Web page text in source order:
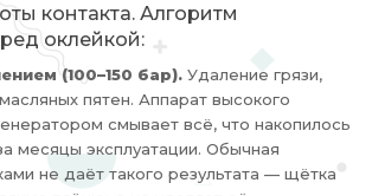
контакта. Алгоритм
оклейкой:
(100–150 бар). Удаление грязи,
пятен. Аппарат высокого
смывает всё, что накопилось
месяцы эксплуатации. Обычная
не даёт такого результата — щётка